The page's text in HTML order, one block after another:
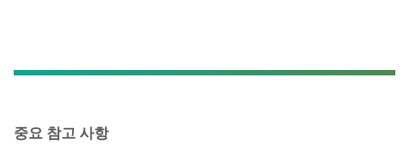
중요 참고 사항